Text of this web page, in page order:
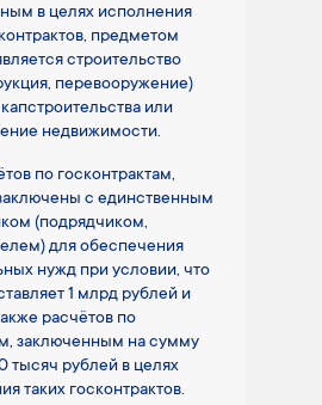
в целях исполнения
предметом
строительство
перевооружение)
или
недвижимости.
по госконтрактам,
с единственным
(подрядчиком,
для обеспечения
нужд при условии, что
1 млрд рублей и
расчётов по
заключенным на сумму
тысяч рублей в целях
таких госконтрактов.